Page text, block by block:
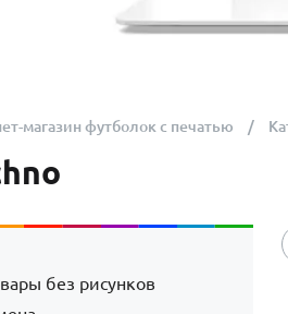
магазин футболок с печатью
без рисунков